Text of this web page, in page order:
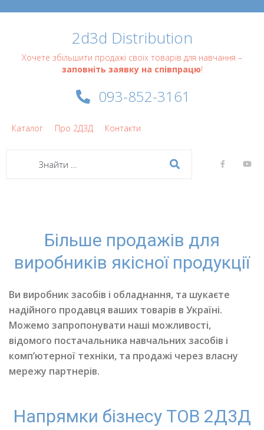
2d3d Distribution
Хочете збільшити продажі своїх товарів для навчання –
заповніть заявку на співпрацю!
093-852-3161
Каталог Про 2Д3Д Контакти
Більше продажів для
виробників якісної продукції
Ви виробник засобів і обладнання, та шукаєте
надійного продавця ваших товарів в Україні.
Можемо запропонувати наші можливості,
відомого постачальника навчальних засобів і
комп’ютерної техніки, та продажі через власну
мережу партнерів.
Напрямки бізнесу ТОВ 2Д3Д